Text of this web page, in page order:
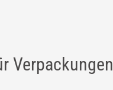
Verpackungen